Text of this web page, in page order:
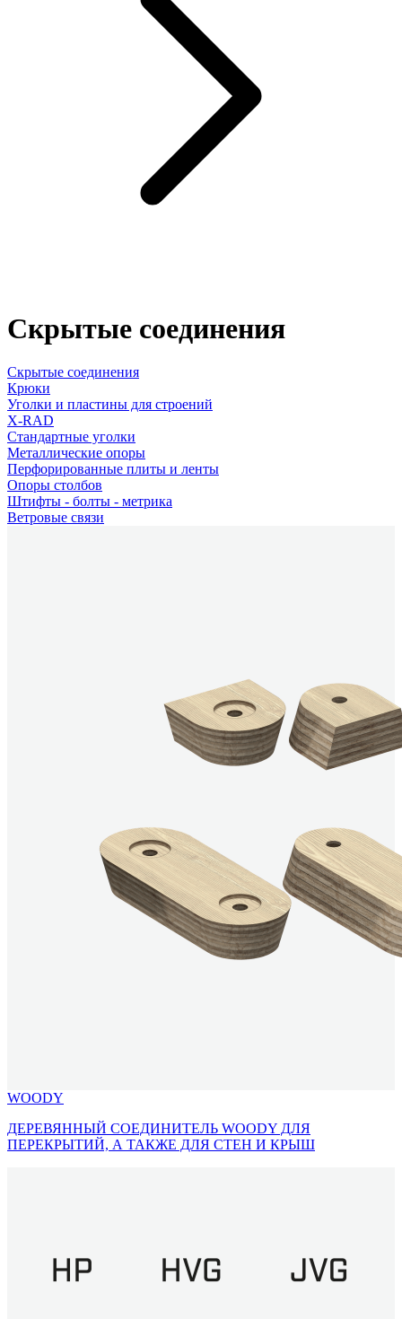
Скрытые соединения
Скрытые соединения
Крюки
Уголки и пластины для строений
X-RAD
Стандартные уголки
Металлические опоры
Перфорированные плиты и ленты
Опоры столбов
Штифты - болты - метрика
Ветровые связи
WOODY
ДЕРЕВЯННЫЙ СОЕДИНИТЕЛЬ WOODY ДЛЯ
ПЕРЕКРЫТИЙ, А ТАКЖЕ ДЛЯ СТЕН И КРЫШ